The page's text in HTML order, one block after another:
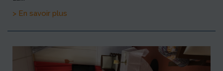
> En savoir plus